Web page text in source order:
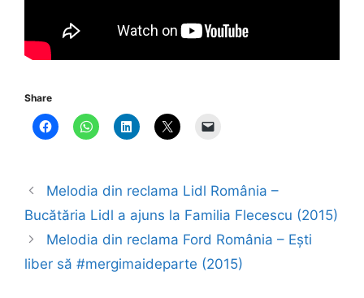
Share
Melodia din reclama Lidl România –
Bucătăria Lidl a ajuns la Familia Flecescu (2015)
Melodia din reclama Ford România – Ești
liber să #mergimaideparte (2015)